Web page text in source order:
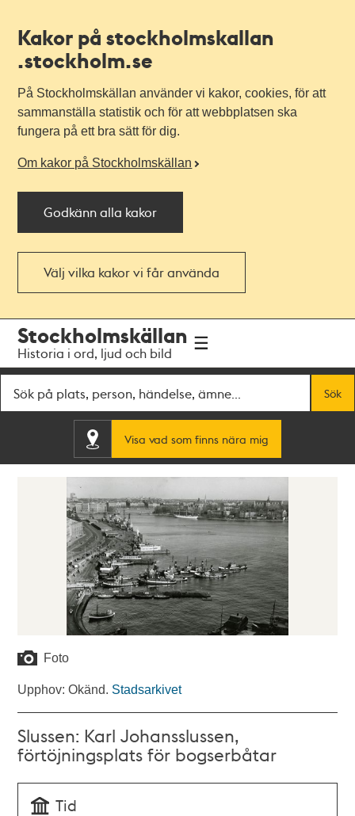
Kakor på stockholmskallan
.stockholm.se
På Stockholmskällan använder vi kakor, cookies, för att
sammanställa statistik och för att webbplatsen ska
fungera på ett bra sätt för dig.
Om kakor på Stockholmskällan
Godkänn alla kakor
Välj vilka kakor vi får använda
navigationen
huvudinnehållet
Stockholmskällan
Historia i ord, ljud och bild
Sök
Visa vad som finns nära mig
Foto
Upphov: Okänd. Stadsarkivet
Slussen: Karl Johansslussen,
förtöjningsplats för bogserbåtar
Tid